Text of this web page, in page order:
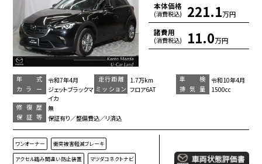
本体価格
(消費税込) 221.1万円
諸費用
(消費税込) 11.0万円
年 式 令和7年4月 走行距離 1.7万km 車 検
令和10年4月
カラー
ジェットブラックマ
イカ
ミッション フロア6AT 排気量
1500cc
修復歴
無
保証等
保証有り／整備費込／リ済込
ワンオーナー 衝突被害軽減ブレーキ
アクセル踏み間違い防止装置 マツダコネクトナビ